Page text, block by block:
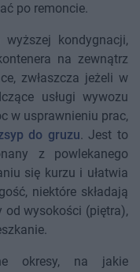
po remoncie.
kondygnacji,
na zewnątrz
zwłaszcza jeżeli w
usługi wywozu
w usprawnieniu prac,
do gruzu. Jest to
z powlekanego
się kurzu i ułatwia
niektóre składają
od wysokości (piętra),
okresy, na jakie